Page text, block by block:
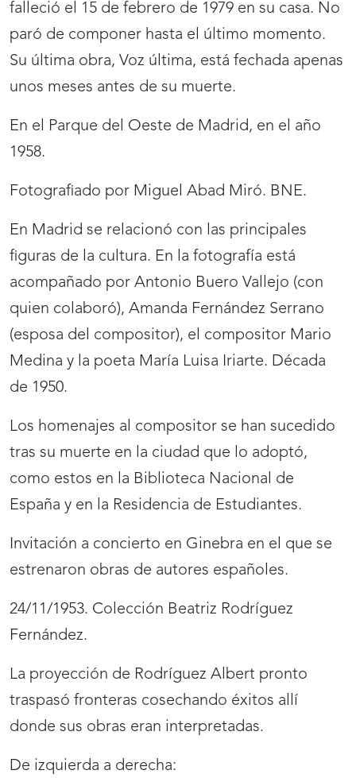
falleció el 15 de febrero de 1979 en su casa. No
paró de componer hasta el último momento.
Su última obra, Voz última, está fechada apenas
unos meses antes de su muerte.
En el Parque del Oeste de Madrid, en el año
1958.
Fotografiado por Miguel Abad Miró. BNE.
En Madrid se relacionó con las principales
figuras de la cultura. En la fotografía está
acompañado por Antonio Buero Vallejo (con
quien colaboró), Amanda Fernández Serrano
(esposa del compositor), el compositor Mario
Medina y la poeta María Luisa Iriarte. Década
de 1950.
Los homenajes al compositor se han sucedido
tras su muerte en la ciudad que lo adoptó,
como estos en la Biblioteca Nacional de
España y en la Residencia de Estudiantes.
Invitación a concierto en Ginebra en el que se
estrenaron obras de autores españoles.
24/11/1953. Colección Beatriz Rodríguez
Fernández.
La proyección de Rodríguez Albert pronto
traspasó fronteras cosechando éxitos allí
donde sus obras eran interpretadas.
De izquierda a derecha: